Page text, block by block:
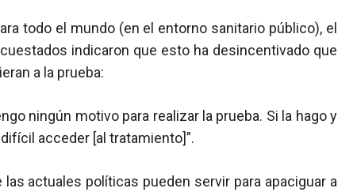
todo el mundo (en el entorno sanitario público), el
indicaron que esto ha desincentivado que
a la prueba:
ningún motivo para realizar la prueba. Si la hago y
acceder [al tratamiento]”.
actuales políticas pueden servir para apaciguar a